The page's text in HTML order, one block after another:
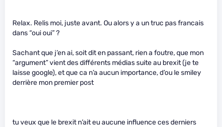
Relax. Relis moi, juste avant. Ou alors y a un truc pas francais
dans “oui oui” ?
Sachant que j’en ai, soit dit en passant, rien a foutre, que mon
“argument” vient des différents médias suite au brexit (je te
laisse google), et que ca n’a aucun importance, d’ou le smiley
derrière mon premier post
tu veux que le brexit n’ait eu aucune influence ces derniers